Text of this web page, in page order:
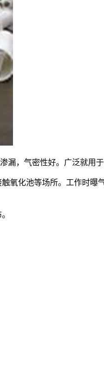
漏，气密性好。广泛就用
氧化池等场所。工作时